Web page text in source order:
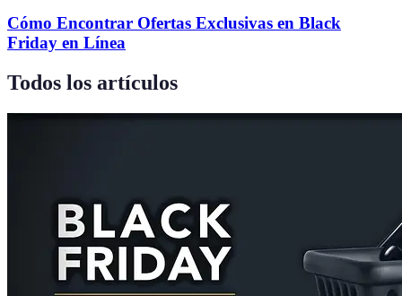
Cómo Encontrar Ofertas Exclusivas en Black
Friday en Línea
Todos los artículos